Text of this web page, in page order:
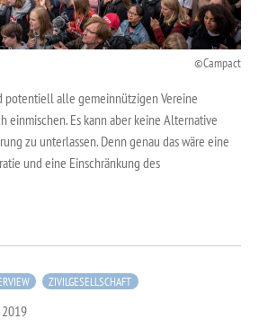
Campact
potentiell alle gemeinnützigen Vereine
einmischen. Es kann aber keine Alternative
zu unterlassen. Denn genau das wäre eine
und eine Einschränkung des
ZIVILGESELLSCHAFT